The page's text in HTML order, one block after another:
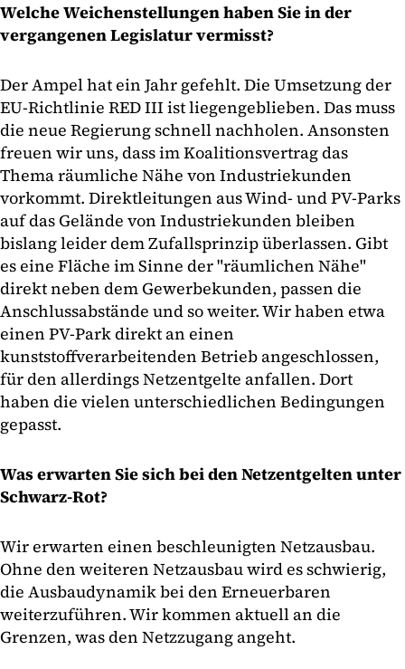
Welche Weichenstellungen haben Sie in der
vergangenen Legislatur vermisst?
Der Ampel hat ein Jahr gefehlt. Die Umsetzung der
EU-Richtlinie RED III ist liegengeblieben. Das muss
die neue Regierung schnell nachholen. Ansonsten
freuen wir uns, dass im Koalitionsvertrag das
Thema räumliche Nähe von Industriekunden
vorkommt. Direktleitungen aus Wind- und PV-Parks
auf das Gelände von Industriekunden bleiben
bislang leider dem Zufallsprinzip überlassen. Gibt
es eine Fläche im Sinne der "räumlichen Nähe"
direkt neben dem Gewerbekunden, passen die
Anschlussabstände und so weiter. Wir haben etwa
einen PV-Park direkt an einen
kunststoffverarbeitenden Betrieb angeschlossen,
für den allerdings Netzentgelte anfallen. Dort
haben die vielen unterschiedlichen Bedingungen
gepasst.
Was erwarten Sie sich bei den Netzentgelten unter
Schwarz-Rot?
Wir erwarten einen beschleunigten Netzausbau.
Ohne den weiteren Netzausbau wird es schwierig,
die Ausbaudynamik bei den Erneuerbaren
weiterzuführen. Wir kommen aktuell an die
Grenzen, was den Netzzugang angeht.